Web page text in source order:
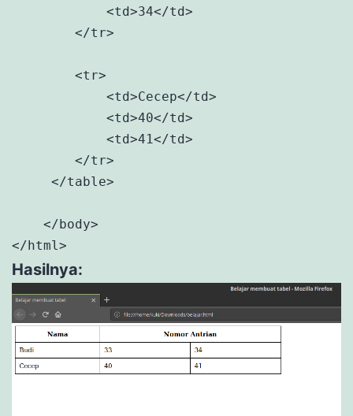
            <td>34</td>
        </tr>
        <tr>
            <td>Cecep</td>
            <td>40</td>
            <td>41</td>
        </tr>
     </table>
    </body>
</html>
Hasilnya: